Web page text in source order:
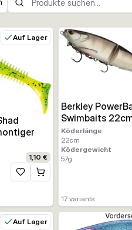
Auf Lager
1,10 €
Zur Wunschliste hinzufügen
Berkley
Swimbaits
Köderlänge
22cm
Ködergewicht
57g
17variants
Auf Lager